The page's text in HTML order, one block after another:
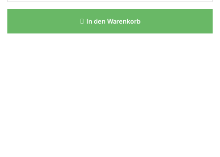
In den Warenkorb